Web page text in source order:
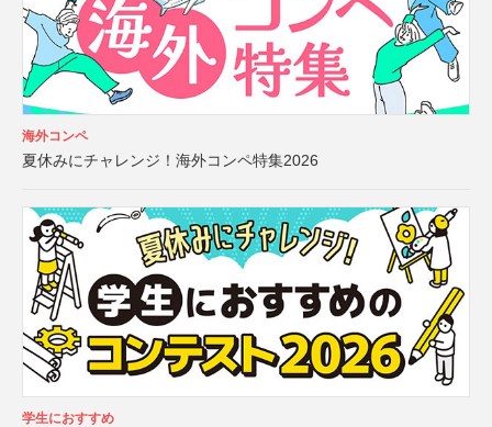
海外コンペ
夏休みにチャレンジ！海外コンペ特集2026
学生におすすめ